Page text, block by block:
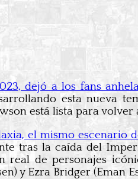
dejó a los fans
esta nueva
está lista para volver
el mismo escenario
tras la caída del
de personajes
y Ezra Bridger (Eman